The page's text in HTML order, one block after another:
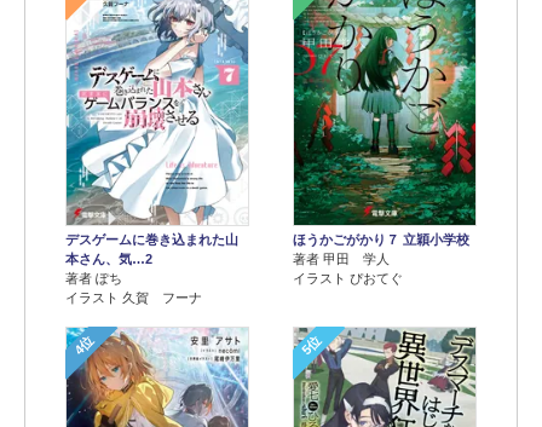
デスゲームに巻き込まれた山
本さん、気…2
著者 ぽち
イラスト 久賀 フーナ
ほうかごがかり７ 立穎小学校
著者 甲田 学人
イラスト ぴおてぐ
4位 5位